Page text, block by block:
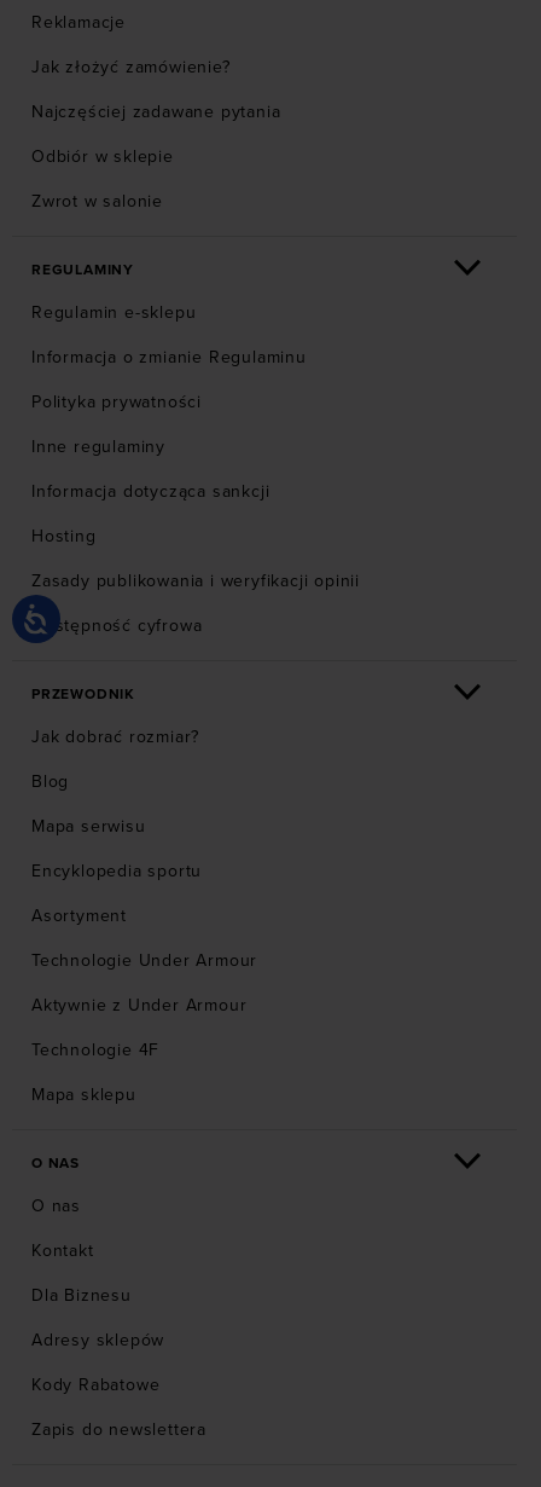
Reklamacje
Jak złożyć zamówienie?
Najczęściej zadawane pytania
Odbiór w sklepie
Zwrot w salonie
REGULAMINY
Regulamin e-sklepu
Informacja o zmianie Regulaminu
Polityka prywatności
Inne regulaminy
Informacja dotycząca sankcji
Hosting
Zasady publikowania i weryfikacji opinii
Dostępność cyfrowa
PRZEWODNIK
Jak dobrać rozmiar?
Blog
Mapa serwisu
Encyklopedia sportu
Asortyment
Technologie Under Armour
Aktywnie z Under Armour
Technologie 4F
Mapa sklepu
O NAS
O nas
Kontakt
Dla Biznesu
Adresy sklepów
Kody Rabatowe
Zapis do newslettera